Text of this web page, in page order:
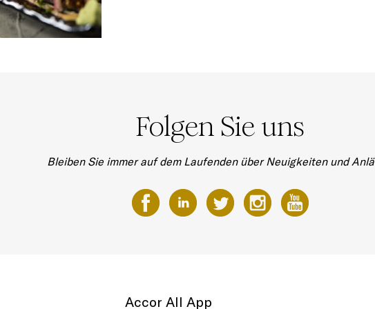
Folgen Sie uns
Bleiben Sie immer auf dem Laufenden über Neuigkeiten und
Accor All App